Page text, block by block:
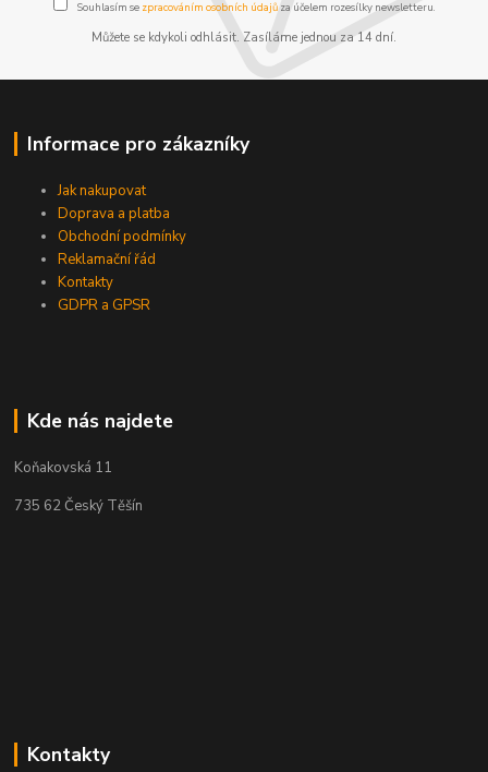
Souhlasím se zpracováním osobních údajůza účelem rozesílky newsletteru.
Můžete se kdykoli odhlásit. Zasíláme jednou za 14 dní.
Informace pro zákazníky
Jak nakupovat
Doprava a platba
Obchodní podmínky
Reklamační řád
Kontakty
GDPR a GPSR
Kde nás najdete
Koňakovská 11
735 62 Český Těšín
Kontakty